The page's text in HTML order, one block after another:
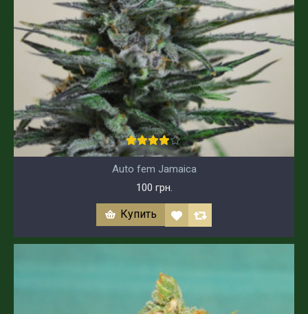
Auto fem Jamaica
100 грн.
Купить